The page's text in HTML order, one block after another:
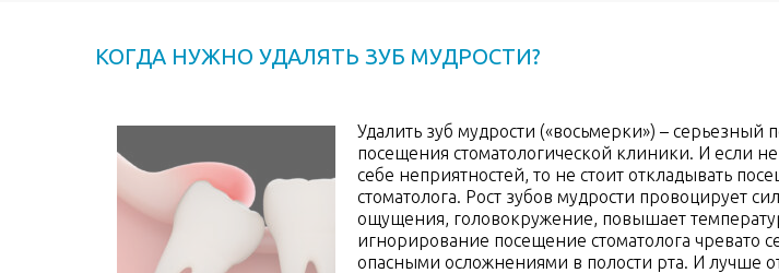
КОГДА НУЖНО УДАЛЯТЬ ЗУБ МУДРОСТИ?
Удалить зуб мудрости («восьмерки») – серьезный
посещения стоматологической клиники. И если не
себе неприятностей, то не стоит откладывать
стоматолога. Рост зубов мудрости провоцирует
ощущения, головокружение, повышает
игнорирование посещение стоматолога чревато
опасными осложнениями в полости рта. И лучше